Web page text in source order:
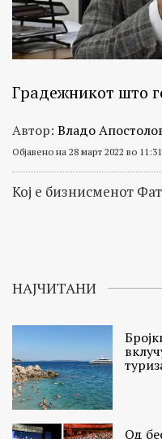
Градежникот што
Автор: Владо
Објавено на 28 март 2022 во 11:31
Кој е бизнисменот
НАЈЧИТАНИ
Од